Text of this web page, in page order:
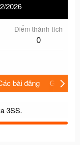
2026
Điểm thành tích
0
bài đăng Giới thiệu
3SS.